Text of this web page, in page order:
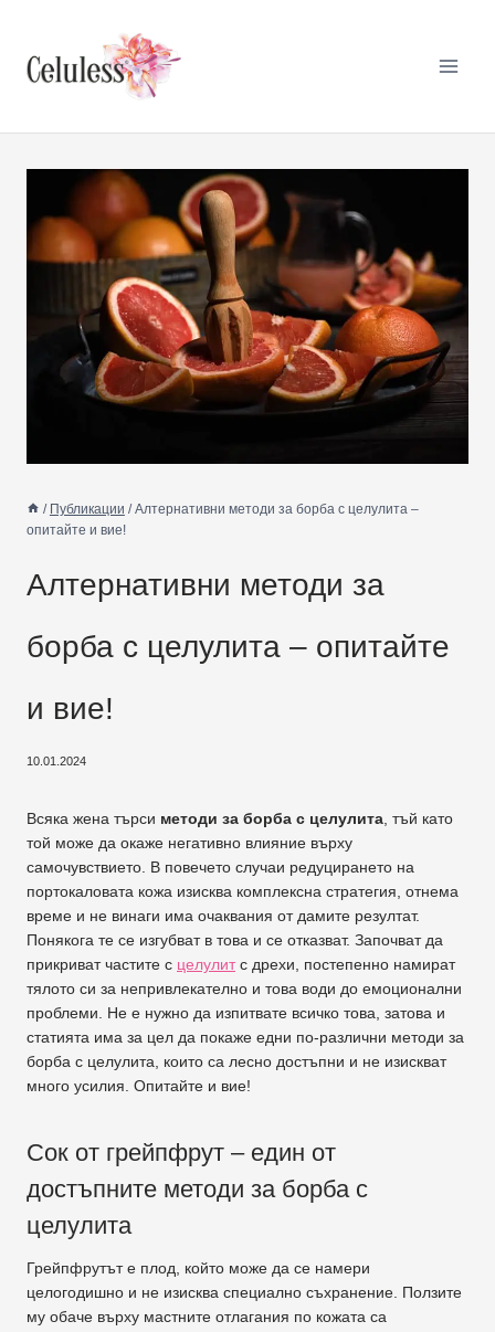
/ Публикации / Алтернативни методи за борба с целулита –
опитайте и вие!
Алтернативни методи за
борба с целулита – опитайте
и вие!
10.01.2024
Всяка жена търси методи за борба с целулита , тъй като
той може да окаже негативно влияние върху
самочувствието. В повечето случаи редуцирането на
портокаловата кожа изисква комплексна стратегия, отнема
време и не винаги има очаквания от дамите резултат.
Понякога те се изгубват в това и се отказват. Започват да
прикриват частите с целулитс дрехи, постепенно намират
тялото си за непривлекателно и това води до емоционални
проблеми. Не е нужно да изпитвате всичко това, затова и
статията има за цел да покаже едни по-различни методи за
борба с целулита, които са лесно достъпни и не изискват
много усилия. Опитайте и вие!
Сок от грейпфрут – един от
достъпните методи за борба с
целулита
Грейпфрутът е плод, който може да се намери
целогодишно и не изисква специално съхранение. Ползите
му обаче върху мастните отлагания по кожата са